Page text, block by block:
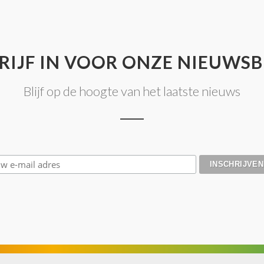
IN VOOR ONZE
Blijf op de hoogte van het laatste nieuws